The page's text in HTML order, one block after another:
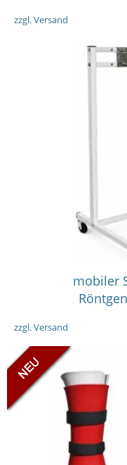
zzgl. Versand
in
mobiler
zzgl. Versand